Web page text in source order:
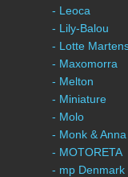
- Leoca
- Lily-Balou
- Lotte
- Maxomorra
- Melton
- Miniature
- Molo
- Monk & Anna
- MOTORETA
- mp Denmark